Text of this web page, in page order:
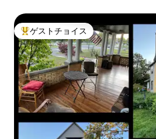
大好評のゲストチョイスです。
ゲストチョイス